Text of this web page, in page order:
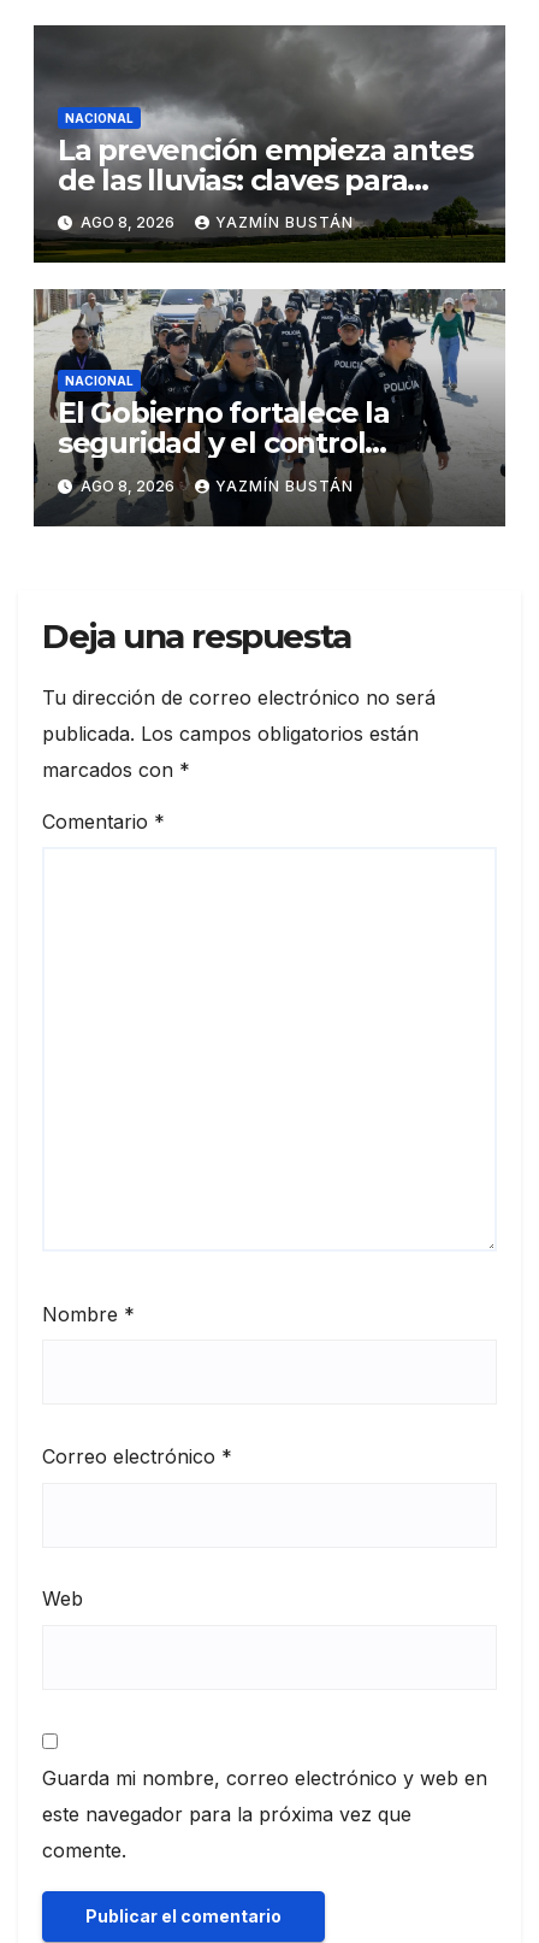
NACIONAL
La prevención empieza antes
de las lluvias: claves para
proteger los cultivos frente a
El Niño
AGO 8, 2026 YAZMÍN BUSTÁN
NACIONAL
El Gobierno fortalece la
seguridad y el control
territorial en General Villamil
Playas
AGO 8, 2026 YAZMÍN BUSTÁN
Deja una respuesta
Tu dirección de correo electrónico no será
publicada. Los campos obligatorios están
marcados con *
Comentario *
Nombre *
Correo electrónico *
Web
Guarda mi nombre, correo electrónico y web en
este navegador para la próxima vez que
comente.